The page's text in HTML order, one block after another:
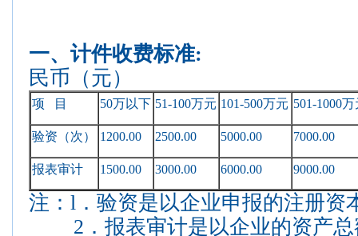
一、计件收费
民币（元）
项 目 50万以下 51-100万元 101-500万元 501-1000万
验资（次） 1200.00 2500.00 5000.00 7000.00
报表审计 1500.00 3000.00 6000.00 9000.00
注： l ．验资是以企业申报的注册资
2 ．报表审计是以企业的资产